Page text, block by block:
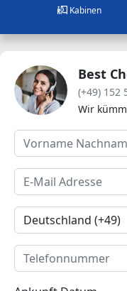
Kabinen
Best
(+49) 152
Wir